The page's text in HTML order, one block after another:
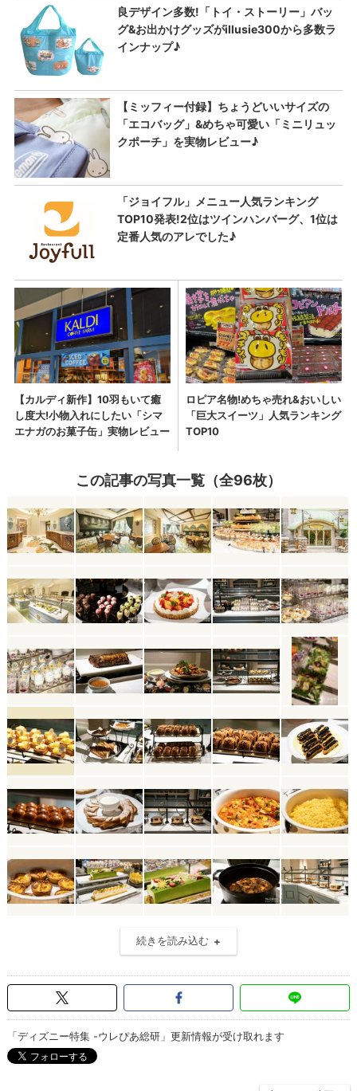
この記事の写真一覧（全96枚）
続きを読み込む
「ディズニー特集 -ウレぴあ総研」更新情報が受け取れます